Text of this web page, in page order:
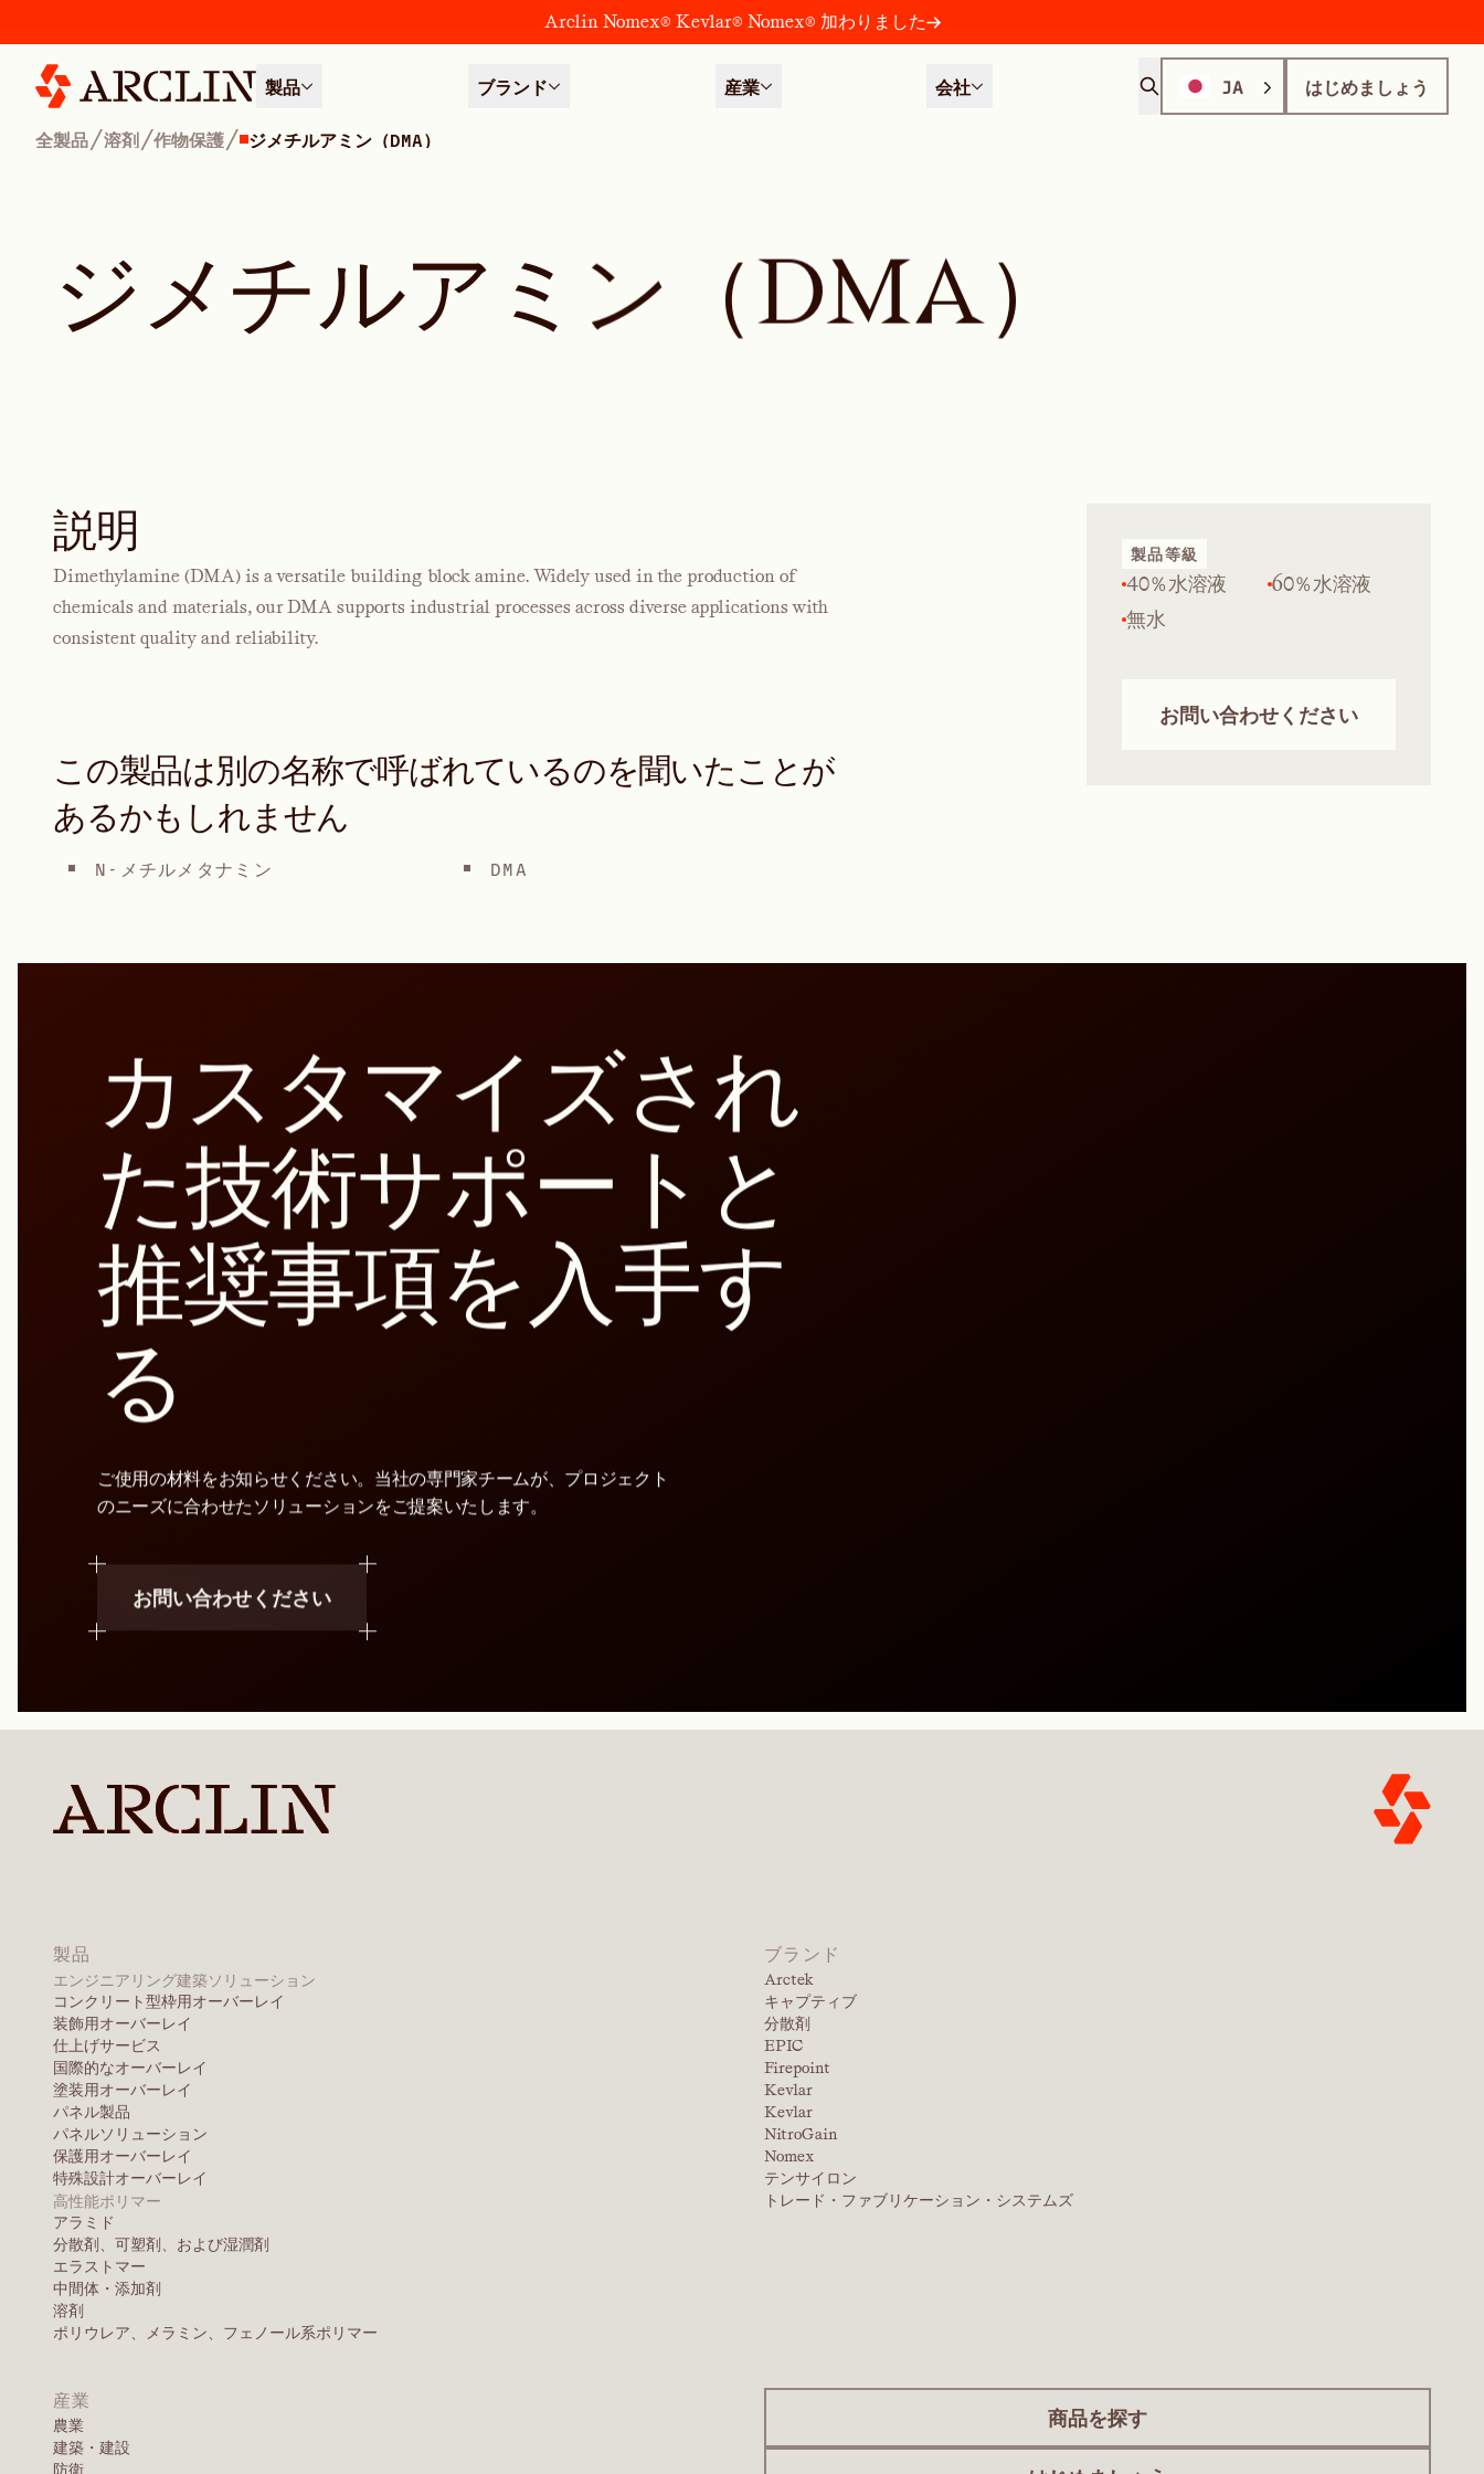
Arclin Nomex® Kevlar® Nomex® 加わりました
製品 ブランド 産業 会社 JA はじめましょう
全製品/溶剤/作物保護/ ジメチルアミン（DMA）
ジメチルア ミ ン （DMA）
説明
Dimethylamine (DMA) is a versatile building block amine. Widely used in the production of
chemicals and materials, our DMA supports industrial processes across diverse applications with
consistent quality and reliability.
この製品は別の名称で呼ばれているのを聞いたことが
あるかもしれません
N-メチルメタナミン DMA
製品等級
40％水溶液
60％水溶液
無水
お問い合わせください
カスタマイズされ
た技術サポートと
推奨事項を入手す
る
ご使用の材料をお知らせください。当社の専門家チームが、プロジェクト
のニーズに合わせたソリューションをご提案いたします。
お問い合わせください
製品
エンジニアリング建築ソリューション
コンクリート型枠用オーバーレイ
装飾用オーバーレイ
仕上げサービス
国際的なオーバーレイ
塗装用オーバーレイ
パネル製品
パネルソリューション
保護用オーバーレイ
特殊設計オーバーレイ
高性能ポリマー
アラミド
分散剤、可塑剤、および湿潤剤
エラストマー
中間体・添加剤
溶剤
ポリウレア、メラミン、フェノール系ポリマー
ブランド
Arctek
キャプティブ
分散剤
EPIC
Firepoint
Kevlar
Kevlar
NitroGain
Nomex
テンサイロン
トレード・ファブリケーション・システムズ
産業
農業
建築・建設
防衛
商品を探す